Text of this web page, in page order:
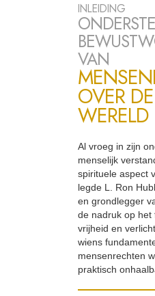
INLEIDING
VAN
OVER
WERELD
Al vroeg in zijn
menselijk
spirituele aspect
legde L. Ron
en grondlegger
de nadruk op het
vrijheid en
wiens
mensenrechten
praktisch